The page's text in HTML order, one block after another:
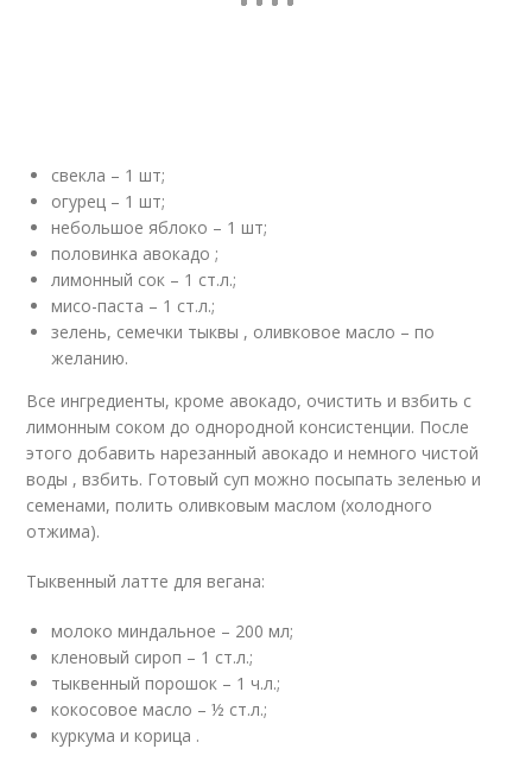
свекла – 1 шт;
огурец – 1 шт;
небольшое яблоко – 1 шт;
половинка авокадо ;
лимонный сок – 1 ст.л.;
мисо-паста – 1 ст.л.;
зелень, семечки тыквы , оливковое масло – по
желанию.
Все ингредиенты, кроме авокадо, очистить и взбить с
лимонным соком до однородной консистенции. После
этого добавить нарезанный авокадо и немного чистой
воды , взбить. Готовый суп можно посыпать зеленью и
семенами, полить оливковым маслом (холодного
отжима).
Тыквенный латте для вегана:
молоко миндальное – 200 мл;
кленовый сироп – 1 ст.л.;
тыквенный порошок – 1 ч.л.;
кокосовое масло – ½ ст.л.;
куркума и корица .